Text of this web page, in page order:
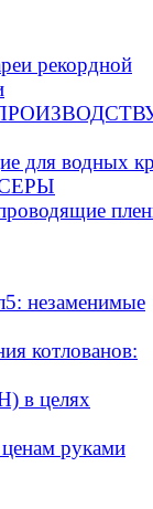
рекордной
водных
незаменимые
котлованов:
в целях
руками